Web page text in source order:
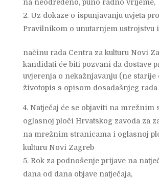
na neodređeno, puno radno vrijeme,
Uz dokaze o ispunjavanju uvjeta
Pravilnikom o unutarnjem ustrojstvu i
načinu rada Centra za kulturu Novi
kandidati će biti pozvani da dostave
uvjerenja o nekažnjavanju (ne starije
životopis s opisom dosadašnjeg rada
Natječaj će se objaviti na mrežnim
oglasnoj ploči Hrvatskog zavoda za
na mrežnim stranicama i oglasnoj
kulturu Novi Zagreb
Rok za podnošenje prijave na
dana od dana objave natječaja,